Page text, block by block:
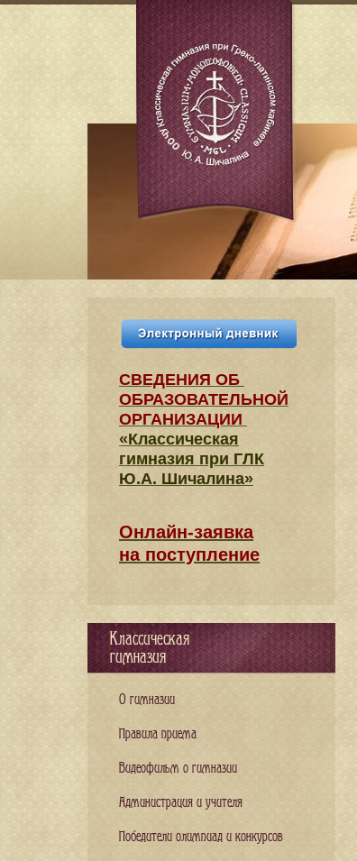
СВЕДЕНИЯ​ ОБ
ОБРАЗОВАТЕЛЬНОЙ
ОРГАНИЗАЦИИ
«Классическая
гимназия при ГЛК
Ю.А. Шичалина»
Онлайн-заявка
на поступление
Классическая
гимназия
О гимназии
Правила приема
Видеофильм о гимназии
Администрация и учителя
Победители олимпиад и конкурсов